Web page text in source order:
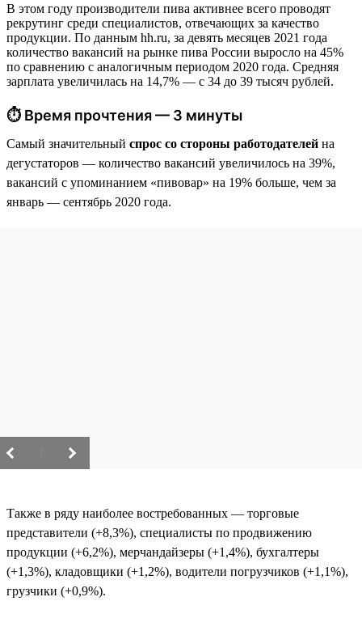
В этом году производители пива активнее всего проводят
рекрутинг среди специалистов, отвечающих за качество
продукции. По данным hh.ru, за девять месяцев 2021 года
количество вакансий на рынке пива России выросло на 45%
по сравнению с аналогичным периодом 2020 года. Средняя
зарплата увеличилась на 14,7% — с 34 до 39 тысяч рублей.
⏱ Время прочтения — 3 минуты
Самый значительный спрос со стороны работодателей на
дегустаторов — количество вакансий увеличилось на 39%,
вакансий с упоминанием «пивовар» на 19% больше, чем за
январь — сентябрь 2020 года.
Также в ряду наиболее востребованных — торговые
представители (+8,3%), специалисты по продвижению
продукции (+6,2%), мерчандайзеры (+1,4%), бухгалтеры
(+1,3%), кладовщики (+1,2%), водители погрузчиков (+1,1%),
грузчики (+0,9%).